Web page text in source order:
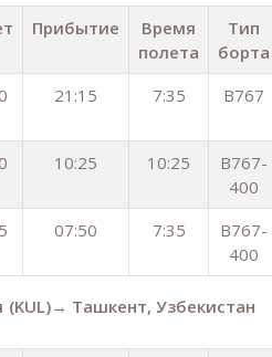
Прибытие
Время
полета
Тип
борта
21:15 7:35 B767
10:25 10:25
B767-
400
07:50 7:35
B767-
400
Ташкент, Узбекистан